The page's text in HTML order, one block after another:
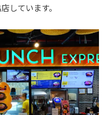
しています。